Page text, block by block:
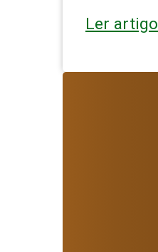
Ler artigo